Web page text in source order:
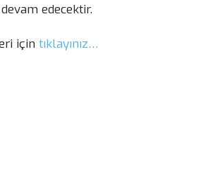
edecektir.
için tıklayınız…